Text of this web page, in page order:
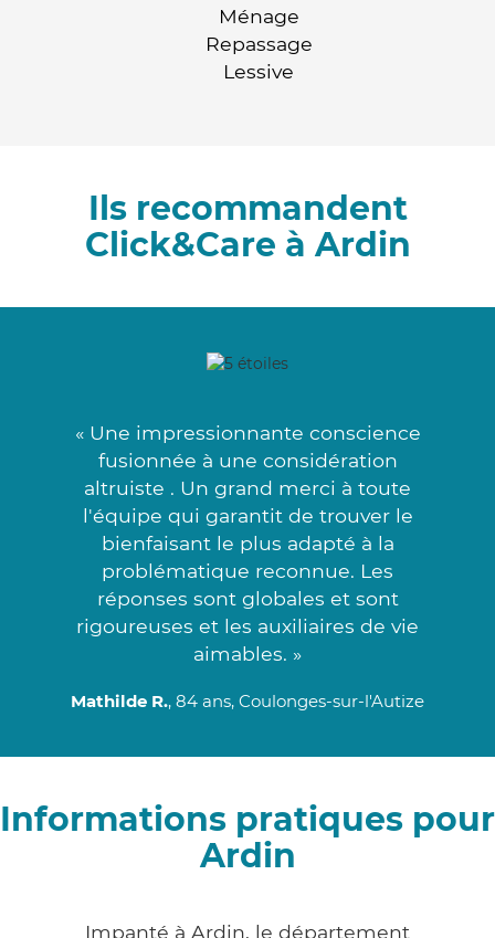
Ménage
Repassage
Lessive
Ils recommandent
Click&Care à Ardin
« Une impressionnante conscience
fusionnée à une considération
altruiste . Un grand merci à toute
l'équipe qui garantit de trouver le
bienfaisant le plus adapté à la
problématique reconnue. Les
réponses sont globales et sont
rigoureuses et les auxiliaires de vie
aimables. »
Mathilde R., 84 ans, Coulonges-sur-l'Autize
Informations pratiques pour
Ardin
Impanté à Ardin, le département